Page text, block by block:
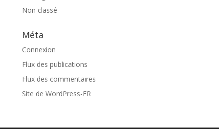
Non classé
Méta
Connexion
Flux des publications
Flux des commentaires
Site de WordPress-FR